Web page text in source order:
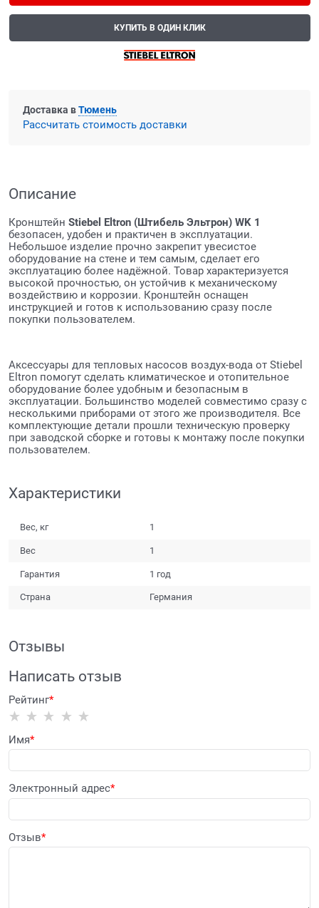
КУПИТЬ В ОДИН КЛИК
Доставка вТюмень
Рассчитать стоимость доставки
Описание
Кронштейн Stiebel Eltron (Штибель Эльтрон) WK 1
безопасен, удобен и практичен в эксплуатации.
Небольшое изделие прочно закрепит увесистое
оборудование на стене и тем самым, сделает его
эксплуатацию более надёжной. Товар характеризуется
высокой прочностью, он устойчив к механическому
воздействию и коррозии. Кронштейн оснащен
инструкцией и готов к использованию сразу после
покупки пользователем.
Аксессуары для тепловых насосов воздух-вода от Stiebel
Eltron помогут сделать климатическое и отопительное
оборудование более удобным и безопасным в
эксплуатации. Большинство моделей совместимо сразу с
несколькими приборами от этого же производителя. Все
комплектующие детали прошли техническую проверку
при заводской сборке и готовы к монтажу после покупки
пользователем.
Характеристики
Вес, кг 1
Вес 1
Гарантия 1 год
Страна Германия
Отзывы
Написать отзыв
Рейтинг
Имя
Электронный адрес
Отзыв